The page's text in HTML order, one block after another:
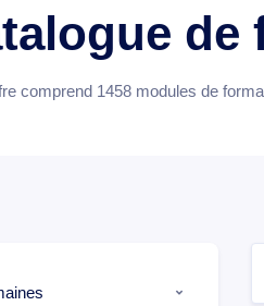
de
comprend 1458 modules de